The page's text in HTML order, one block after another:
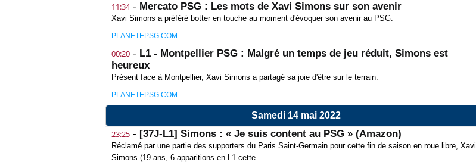
11:34- Mercato PSG : Les mots de Xavi Simons sur son avenir
Xavi Simons a préféré botter en touche au moment d'évoquer son avenir au PSG.
PLANETEPSG.COM
00:20 - L1 - Montpellier PSG : Malgré un temps de jeu réduit, Simons est
heureux
Présent face à Montpellier, Xavi Simons a partagé sa joie d'être sur le terrain.
PLANETEPSG.COM
Samedi 14 mai 2022
23:25 - [37J-L1] Simons : « Je suis content au PSG » (Amazon)
Réclamé par une partie des supporters du Paris Saint-Germain pour cette fin de saison en roue libre, Xavi
Simons (19 ans, 6 apparitions en L1 cette...